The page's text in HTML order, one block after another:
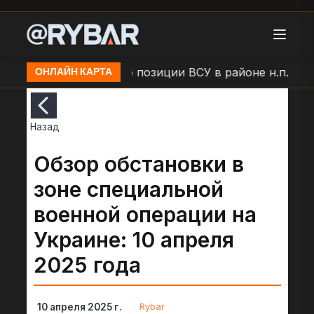
ОНЛАЙН КАРТА
Удар БЛА по позиции ВСУ в районе н.п.
Назад
Обзор обстановки в
зоне специальной
военной операции на
Украине: 10 апреля
2025 года
10 апреля 2025 г. Rybar